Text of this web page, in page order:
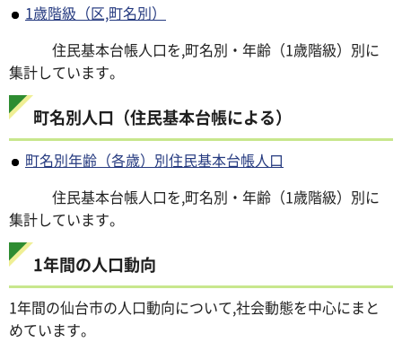
1歳階級（区,町名別）
住民基本台帳人口を,町名別・年齢（1歳階級）別に
集計しています。
町名別人口（住民基本台帳による）
町名別年齢（各歳）別住民基本台帳人口
住民基本台帳人口を,町名別・年齢（1歳階級）別に
集計しています。
1年間の人口動向
1年間の仙台市の人口動向について,社会動態を中心にまと
めています。